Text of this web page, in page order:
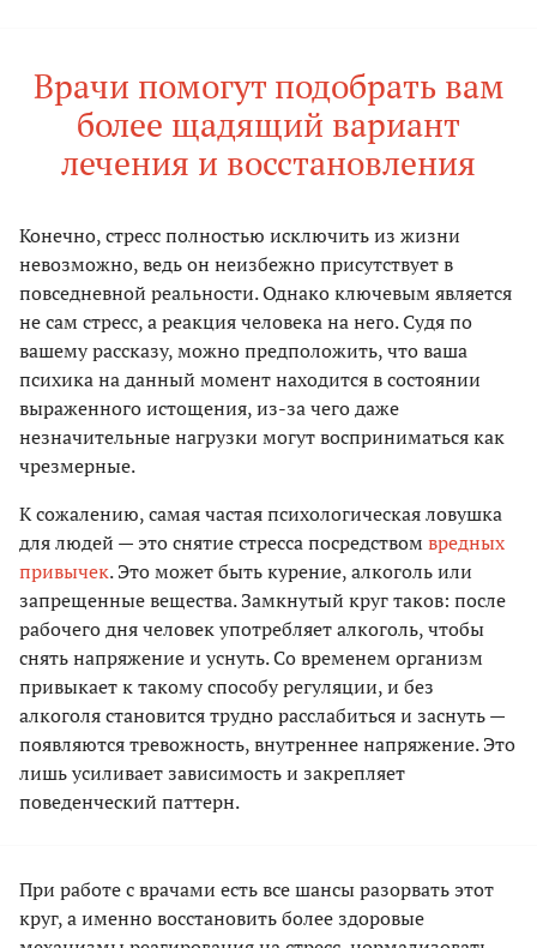
Врачи помогут подобрать вам
более щадящий вариант
лечения и восстановления
Конечно, стресс полностью исключить из жизни
невозможно, ведь он неизбежно присутствует в
повседневной реальности. Однако ключевым является
не сам стресс, а реакция человека на него. Судя по
вашему рассказу, можно предположить, что ваша
психика на данный момент находится в состоянии
выраженного истощения, из-за чего даже
незначительные нагрузки могут восприниматься как
чрезмерные.
К сожалению, самая частая психологическая ловушка
для людей — это снятие стресса посредствомвредных
привычек. Это может быть курение, алкоголь или
запрещенные вещества. Замкнутый круг таков: после
рабочего дня человек употребляет алкоголь, чтобы
снять напряжение и уснуть. Со временем организм
привыкает к такому способу регуляции, и без
алкоголя становится трудно расслабиться и заснуть —
появляются тревожность, внутреннее напряжение. Это
лишь усиливает зависимость и закрепляет
поведенческий паттерн.
При работе с врачами есть все шансы разорвать этот
круг, а именно восстановить более здоровые